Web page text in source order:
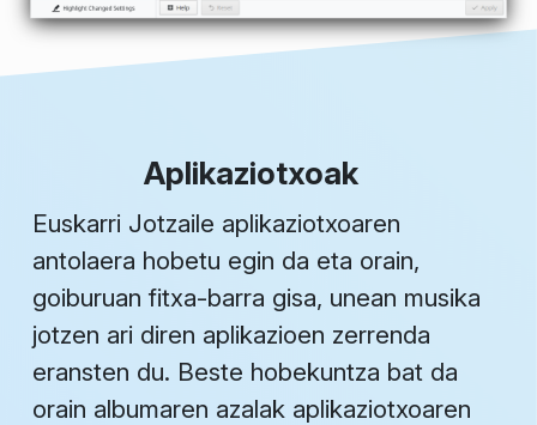
Aplikaziotxoak
Euskarri Jotzaile aplikaziotxoaren
antolaera hobetu egin da eta orain,
goiburuan fitxa-barra gisa, unean musika
jotzen ari diren aplikazioen zerrenda
eransten du. Beste hobekuntza bat da
orain albumaren azalak aplikaziotxoaren